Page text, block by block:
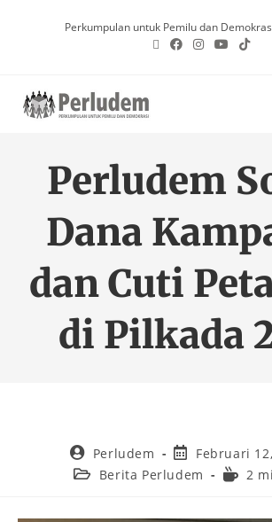
Perkumpulan untuk Pemilu dan
Perludem
Dana
dan Cuti
di Pilkada
Perludem
Februari
Berita Perludem
2